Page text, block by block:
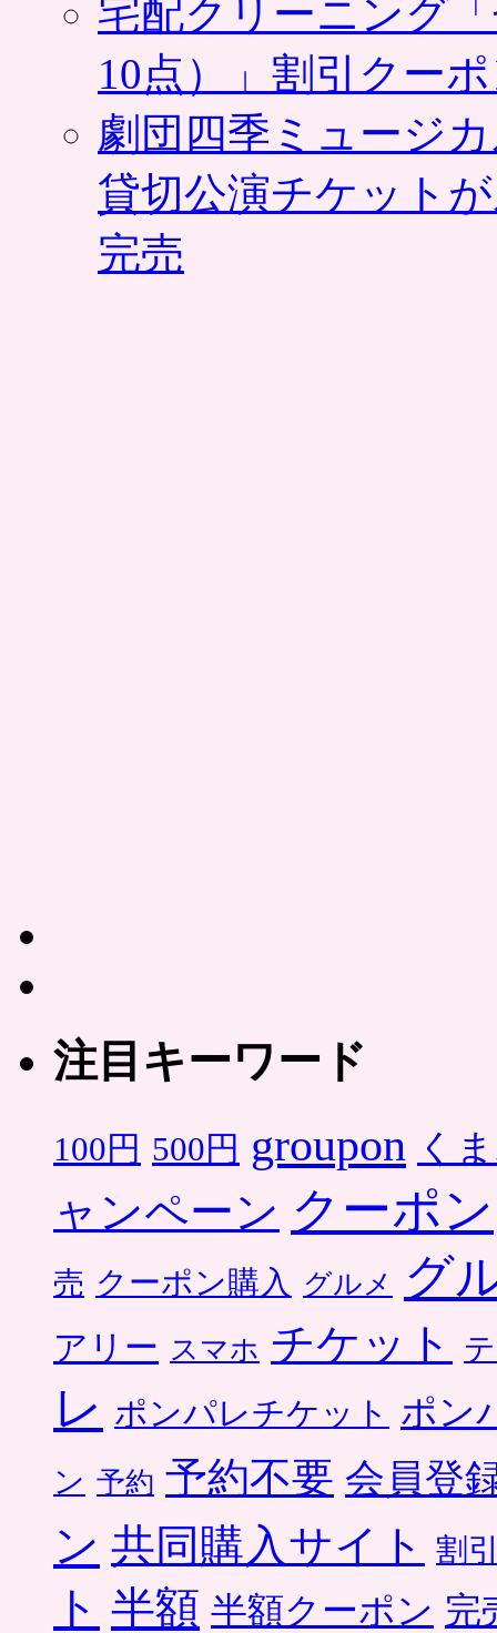
宅配クリーニング
10点）」割引クー
劇団四季ミュージ
貸切公演チケット
完売
注目キーワード
100円 500円 groupon く
ャンペーン クーポン
売 クーポン購入 グルメ グ
アリー スマホ チケット
レ ポンパレチケット ポン
ン 予約 予約不要 会員登
ン 共同購入サイト 割
ト 半額 半額クーポン 完